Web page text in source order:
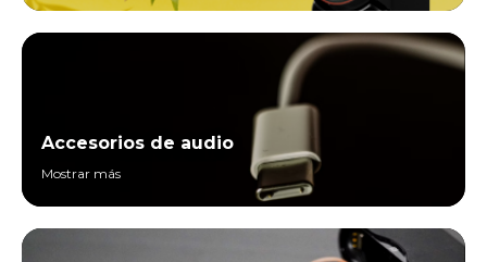
Accesorios de audio
Mostrar más